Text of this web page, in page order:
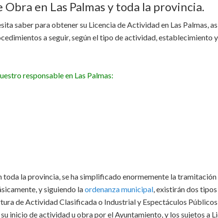
en Las Palmas y toda la provincia.
saber para obtener su Licencia de Actividad en Las Palmas,
a seguir, según el tipo de actividad, establecimiento
responsable en Las Palmas:
toda la provincia, se ha simplificado enormemente la tramitación
y siguiendo laordenanza municipal, existirán dos
de Actividad Clasificada o Industrial y Espectáculos
inicio de actividad u obra por el Ayuntamiento, y los sujetos a